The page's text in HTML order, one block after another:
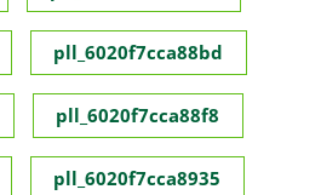
pll_6020f7cca88bd
pll_6020f7cca88f8
pll_6020f7cca8935